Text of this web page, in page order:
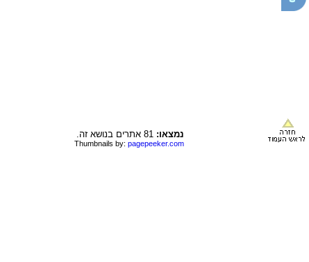
נמצאו:
Thumbnails by: pagepeeker.com